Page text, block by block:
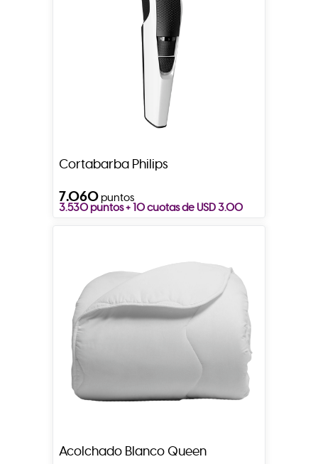
Cortabarba Philips
7.060puntos
3.530 puntos + 10 cuotas de USD 3.00
Acolchado Blanco Queen